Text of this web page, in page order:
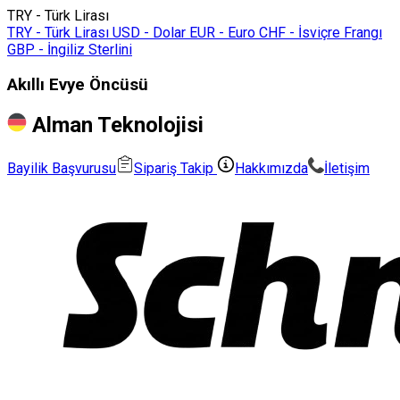
TRY - Türk Lirası
TRY - Türk Lirası USD - Dolar EUR - Euro CHF - İsviçre Frangı
GBP - İngiliz Sterlini
Akıllı Evye Öncüsü
Alman Teknolojisi
Bayilik Başvurusu Sipariş Takip Hakkımızda İletişim